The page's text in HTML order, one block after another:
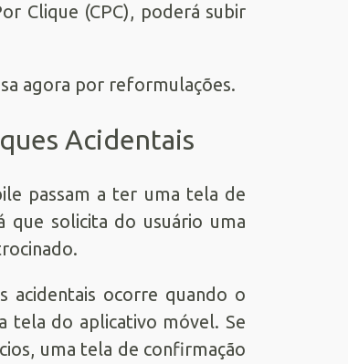
Clique (CPC), poderá subir
agora por reformulações.
Acidentais
passam a ter uma tela de
que solicita do usuário uma
acidentais ocorre quando o
tela do aplicativo móvel. Se
uma tela de confirmação